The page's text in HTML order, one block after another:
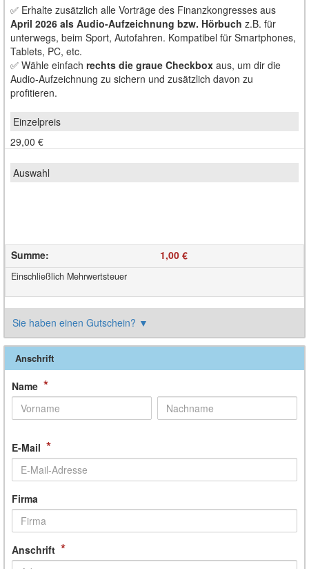
✅ Erhalte zusätzlich alle Vorträge des Finanzkongresses aus
April 2026 als Audio-Aufzeichnung bzw. Hörbuch z.B. für
unterwegs, beim Sport, Autofahren. Kompatibel für Smartphones,
Tablets, PC, etc.
✅ Wähle einfach rechts die graue Checkbox aus, um dir die
Audio-Aufzeichnung zu sichern und zusätzlich davon zu
profitieren.
29,00 €
Summe: 1,00 €
Einschließlich Mehrwertsteuer
Sie haben einen Gutschein? ▼
Anschrift
Name *
E-Mail *
Firma
Anschrift *